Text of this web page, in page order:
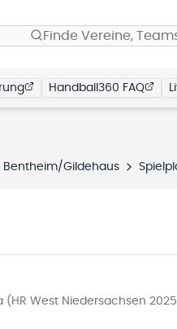
Finde Vereine,
Handball360 FAQ
Bentheim/Gildehaus
(HR West Niedersachsen